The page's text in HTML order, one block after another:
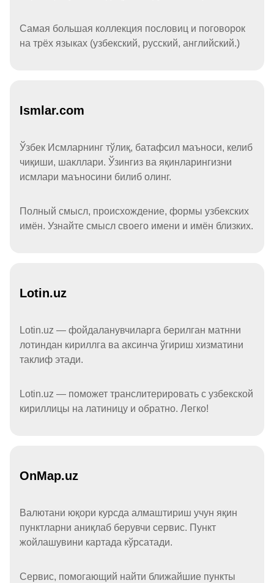
Самая большая коллекция пословиц и поговорок
на трёх языках (узбекский, русский, английский.)
Ismlar.com
Ўзбек Исмларнинг тўлиқ, батафсил маъноси, келиб
чиқиши, шакллари. Ўзингиз ва яқинларингизни
исмлари маъносини билиб олинг.
Полный смысл, происхождение, формы узбекских
имён. Узнайте смысл своего имени и имён близких.
Lotin.uz
Lotin.uz — фойдаланувчиларга берилган матнни
лотиндан кириллга ва аксинча ўгириш хизматини
таклиф этади.
Lotin.uz — поможет транслитерировать с узбекской
кириллицы на латиницу и обратно. Легко!
OnMap.uz
Валютани юқори курсда алмаштириш учун яқин
пунктларни аниқлаб берувчи сервис. Пункт
жойлашувини картада кўрсатади.
Сервис, помогающий найти ближайшие пункты